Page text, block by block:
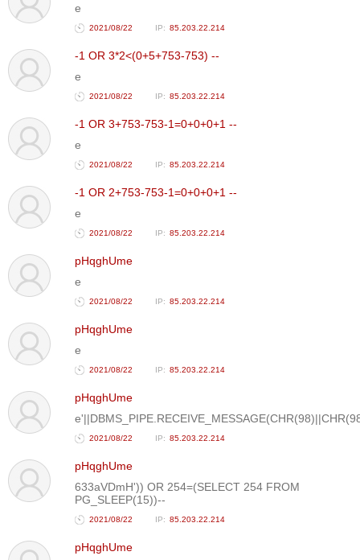
e
2021/08/22 85.203.22.214
-1 OR 3*2<(0+5+753-753) --
e
2021/08/22 85.203.22.214
-1 OR 3+753-753-1=0+0+0+1 --
e
2021/08/22 85.203.22.214
-1 OR 2+753-753-1=0+0+0+1 --
e
2021/08/22 85.203.22.214
pHqghUme
e
2021/08/22 85.203.22.214
pHqghUme
e
2021/08/22 85.203.22.214
pHqghUme
2021/08/22 85.203.22.214
pHqghUme
633aVDmH')) OR 254=(SELECT 254 FROM
PG_SLEEP(15))--
2021/08/22 85.203.22.214
pHqghUme